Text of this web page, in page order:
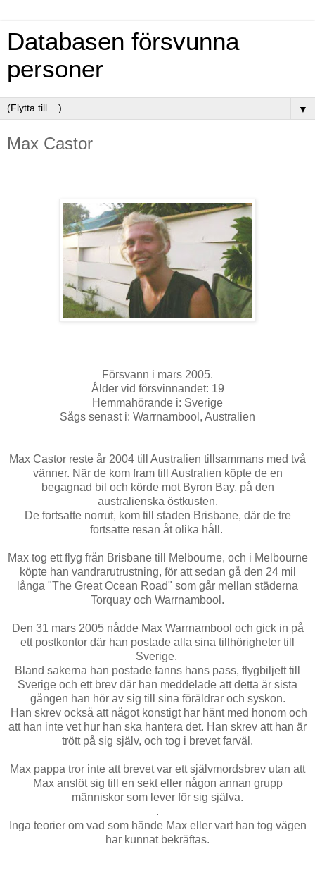
Databasen försvunna
personer
▼
Max Castor
Försvann i mars 2005.
Ålder vid försvinnandet: 19
Hemmahörande i: Sverige
Sågs senast i: Warrnambool, Australien
Max Castor reste år 2004 till Australien tillsammans med två
vänner. När de kom fram till Australien köpte de en
begagnad bil och körde mot Byron Bay, på den
australienska östkusten.
De fortsatte norrut, kom till staden Brisbane, där de tre
fortsatte resan åt olika håll.
Max tog ett flyg från Brisbane till Melbourne, och i Melbourne
köpte han vandrarutrustning, för att sedan gå den 24 mil
långa "The Great Ocean Road" som går mellan städerna
Torquay och Warrnambool.
Den 31 mars 2005 nådde Max Warrnambool och gick in på
ett postkontor där han postade alla sina tillhörigheter till
Sverige.
Bland sakerna han postade fanns hans pass, flygbiljett till
Sverige och ett brev där han meddelade att detta är sista
gången han hör av sig till sina föräldrar och syskon.
Han skrev också att något konstigt har hänt med honom och
att han inte vet hur han ska hantera det. Han skrev att han är
trött på sig själv, och tog i brevet farväl.
Max pappa tror inte att brevet var ett självmordsbrev utan att
Max anslöt sig till en sekt eller någon annan grupp
människor som lever för sig själva.
.
Inga teorier om vad som hände Max eller vart han tog vägen
har kunnat bekräftas.